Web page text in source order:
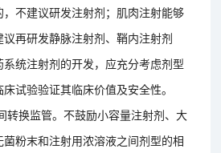
不建议研发注射剂；肌肉注射能够
再研发静脉注射剂、鞘内注射剂
统注射剂的开发，应充分考虑剂型
试验验证其临床价值及安全性。
转换监管。不鼓励小容量注射剂、大
粉末和注射用浓溶液之间剂型的相